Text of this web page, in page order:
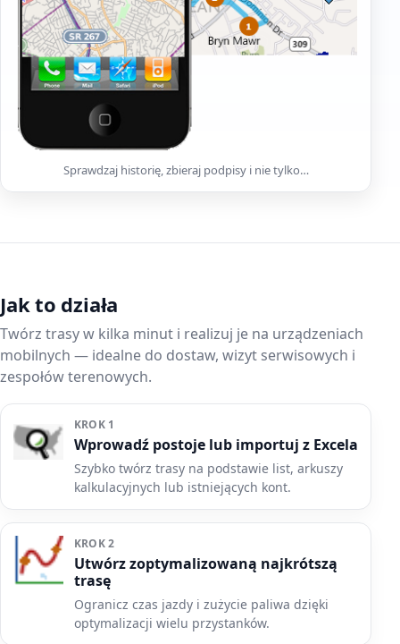
Sprawdzaj historię, zbieraj podpisy i nie tylko…
Jak to działa
Twórz trasy w kilka minut i realizuj je na urządzeniach
mobilnych — idealne do dostaw, wizyt serwisowych i
zespołów terenowych.
KROK 1
Wprowadź postoje lub importuj z Excela
Szybko twórz trasy na podstawie list, arkuszy
kalkulacyjnych lub istniejących kont.
KROK 2
Utwórz zoptymalizowaną najkrótszą
trasę
Ogranicz czas jazdy i zużycie paliwa dzięki
optymalizacji wielu przystanków.